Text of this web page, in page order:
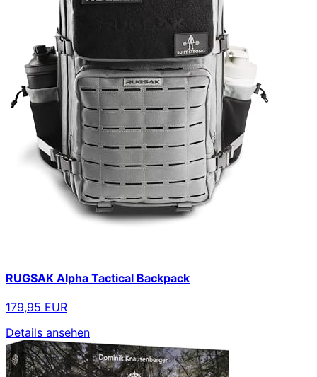
RUGSAK Alpha Tactical Backpack
179,95 EUR
Details ansehen